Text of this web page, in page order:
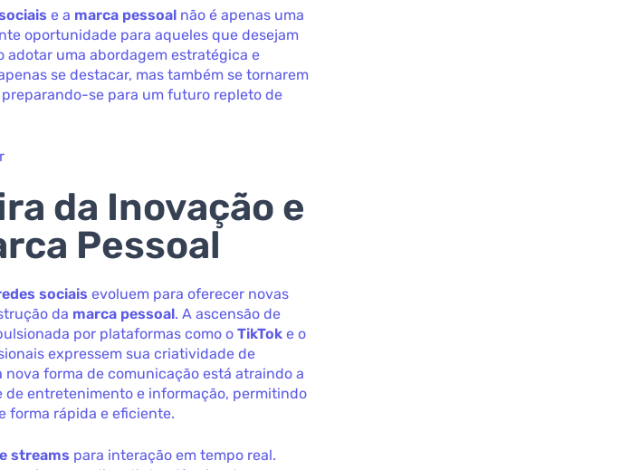
e a marca pessoal não é apenas uma
oportunidade para aqueles que desejam
adotar uma abordagem estratégica e
se destacar, mas também se tornarem
se para um futuro repleto de
da Inovação e
Pessoal
sociais evoluem para oferecer novas
da marca pessoal. A ascensão de
por plataformas como oTikTok e o
expressem sua criatividade de
forma de comunicação está atraindo a
entretenimento e informação, permitindo
forma rápida e eficiente.
streams para interação em tempo real.